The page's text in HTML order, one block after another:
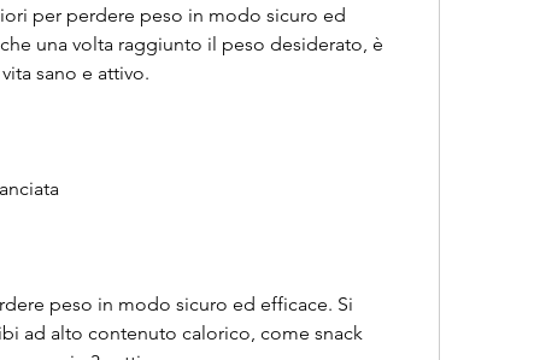
per perdere peso in modo sicuro ed
una volta raggiunto il peso desiderato, è
sano e attivo.
peso in modo sicuro ed efficace. Si
ad alto contenuto calorico, come snack